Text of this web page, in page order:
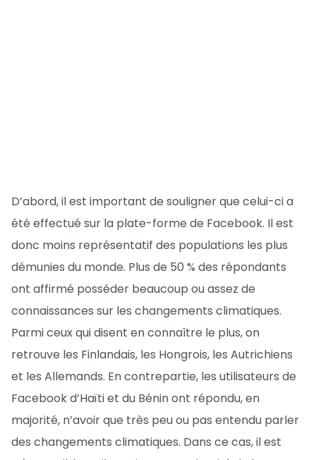
D’abord, il est important de souligner que celui-ci a
été effectué sur la plate-forme de Facebook. Il est
donc moins représentatif des populations les plus
démunies du monde. Plus de 50 % des répondants
ont affirmé posséder beaucoup ou assez de
connaissances sur les changements climatiques.
Parmi ceux qui disent en connaître le plus, on
retrouve les Finlandais, les Hongrois, les Autrichiens
et les Allemands. En contrepartie, les utilisateurs de
Facebook d’Haïti et du Bénin ont répondu, en
majorité, n’avoir que très peu ou pas entendu parler
des changements climatiques. Dans ce cas, il est